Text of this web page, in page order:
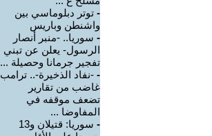
- توتر دبلوماسي بين
واشنطن وباريس
- سوريا.. -منبر أنصار
الرسول- يعلن عن تبني
تفجير جرمانا وحصيلة ...
- -نفاد الذخيرة-.. ترامب
غاضب من تقارير
تضعف موقفه في
المفاوضا ...
-
سوريا: قتيلان و13